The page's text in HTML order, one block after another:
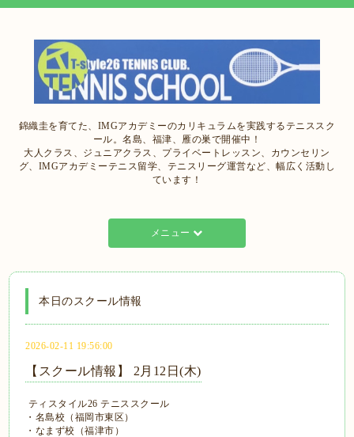
錦織圭を育てた、IMGアカデミーのカリキュラムを実践するテニススク
ール。名島、福津、雁の巣で開催中！
大人クラス、ジュニアクラス、プライベートレッスン、カウンセリン
グ、IMGアカデミーテニス留学、テニスリーグ運営など、幅広く活動し
ています！
メニュー
本日のスクール情報
2026-02-11 19:56:00
【スクール情報】 2月12日(木)
ティスタイル26 テニススクール
・名島校（福岡市東区）
・なまず校（福津市）